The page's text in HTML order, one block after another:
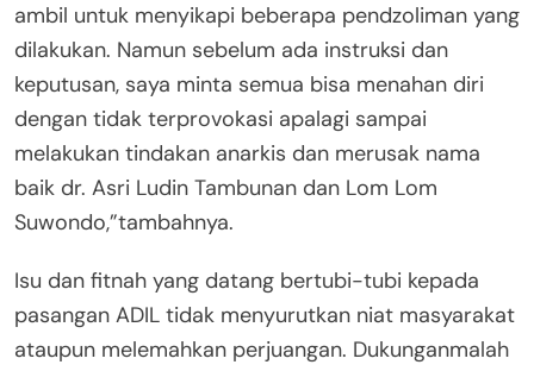
ambil untuk menyikapi beberapa pendzoliman yang
dilakukan. Namun sebelum ada instruksi dan
keputusan, saya minta semua bisa menahan diri
dengan tidak terprovokasi apalagi sampai
melakukan tindakan anarkis dan merusak nama
baik dr. Asri Ludin Tambunan dan Lom Lom
Suwondo,”tambahnya.
Isu dan fitnah yang datang bertubi-tubi kepada
pasangan ADIL tidak menyurutkan niat masyarakat
ataupun melemahkan perjuangan. Dukunganmalah